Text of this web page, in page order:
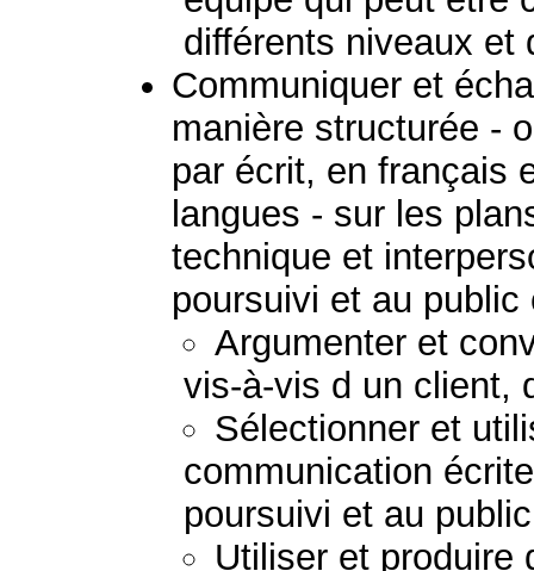
différents niveaux et
Communiquer et
manière structurée -
par écrit, en français
langues - sur les
technique et
poursuivi et au public
Argumenter et
vis-à-vis d un client,
Sélectionner et
communication
poursuivi et au
Utiliser et produire